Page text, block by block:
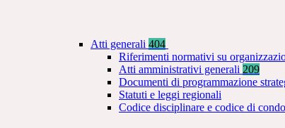
Atti generali 404
Riferimenti normativi su
Atti amministrativi generali 209
Documenti di programmazione
Statuti e leggi regionali
Codice disciplinare e codice di